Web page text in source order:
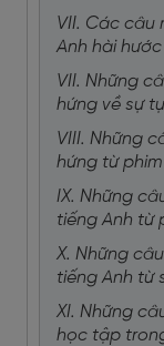
VII. Các câu
Anh hài hước
VII. Những
hứng về sự
VIII. Những
hứng từ
IX. Những
tiếng Anh từ
X. Những
tiếng Anh từ
XI. Những
học tập